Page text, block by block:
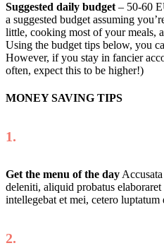
Suggested daily budget – 50-60
a suggested budget assuming
little, cooking most of your meals,
Using the budget tips below, you
However, if you stay in fancier
often, expect this to be higher!)
MONEY SAVING TIPS
1.
Get the menu of the day
deleniti, aliquid probatus
intellegebat et mei, cetero
2.